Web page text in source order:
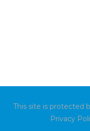
This site is protected
Privacy